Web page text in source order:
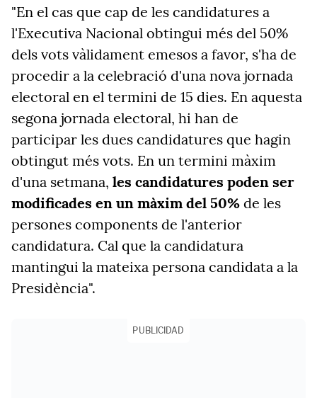
"En el cas que cap de les candidatures a
l'Executiva Nacional obtingui més del 50%
dels vots vàlidament emesos a favor, s'ha de
procedir a la celebració d'una nova jornada
electoral en el termini de 15 dies. En aquesta
segona jornada electoral, hi han de
participar les dues candidatures que hagin
obtingut més vots. En un termini màxim
d'una setmana, les candidatures poden ser
modificades en un màxim del 50% de les
persones components de l'anterior
candidatura. Cal que la candidatura
mantingui la mateixa persona candidata a la
Presidència".
PUBLICIDAD